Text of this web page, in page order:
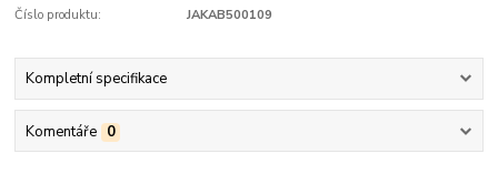
Číslo produktu: JAKAB500109
Kompletní specifikace
Komentáře 0